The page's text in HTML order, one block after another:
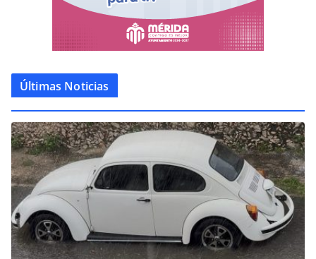
Últimas Noticias